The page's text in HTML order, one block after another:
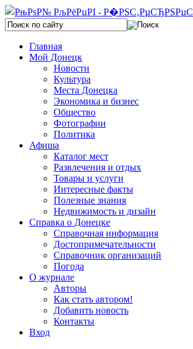
Главная
Мой Донецк
Новости
Культура
Места Донецка
Экономика и бизнес
Общество
Фотографии
Политика
Афиша
Каталог мест
Развлечения и отдых
Товары и услуги
Интересные факты
Полезные знания
Недвижимость и дизайн
Справка о Донецке
Справочная информация
Достопримечательности
Справочник организаций
Погода
О журнале
Авторы
Как стать автором!
Добавить новость
Контакты
Вход